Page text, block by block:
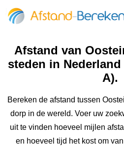
Afstand van
steden in
A).
Bereken de afstand tussen
dorp in de wereld. Voer uw
uit te vinden hoeveel mijlen
en hoeveel tijd het kost om